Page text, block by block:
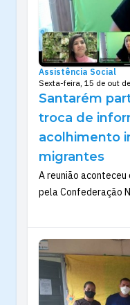
Assistência Social
Sexta-feira, 15 de out
Santarém
troca de
acolhimento
migrantes
A reunião
pela Confederação